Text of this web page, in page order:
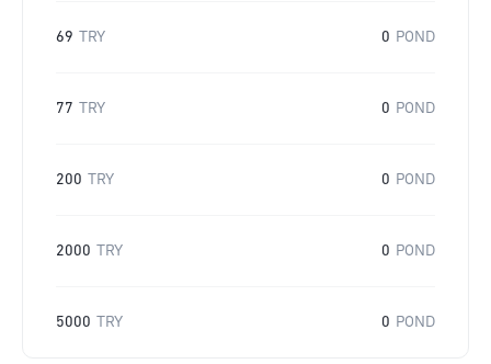
69 TRY 0 POND
77 TRY 0 POND
200 TRY 0 POND
2000 TRY 0 POND
5000 TRY 0 POND